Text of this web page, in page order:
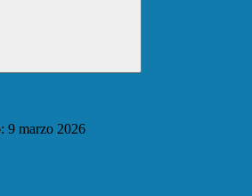
9 marzo 2026